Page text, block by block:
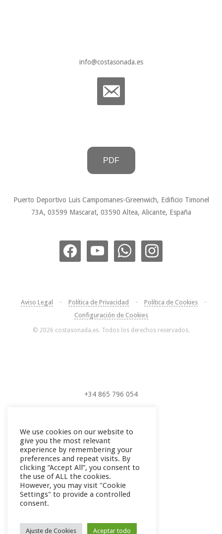
info@costasonada.es
PDF
Puerto Deportivo Luis Campomanes-Greenwich, Edificio Timonel
73A, 03599 Mascarat, 03590 Altea, Alicante, España
Aviso Legal • Política de Privacidad • Política de Cookies
•
Configuración de Cookies
© 2026 costasonada.es. Todos los derechos reservados.
+34 865 796 054
We use cookies on our website to
give you the most relevant
experience by remembering your
preferences and repeat visits. By
clicking “Accept All”, you consent to
the use of ALL the cookies.
However, you may visit "Cookie
Settings" to provide a controlled
consent.
Ajuste de Cookies Aceptar todo